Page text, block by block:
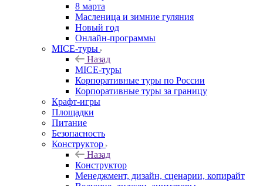
8 марта
Масленица и зимние гуляния
Новый год
Онлайн-программы
MICE‑туры
Назад
MICE‑туры
Корпоративные туры по России
Корпоративные туры за границу
Крафт-игры
Площадки
Питание
Безопасность
Конструктор
Назад
Конструктор
Менеджмент, дизайн, сценарии, копирайт